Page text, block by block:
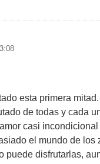
esta primera
de todas y cada
casi
el mundo de
puede disfrutarlas,